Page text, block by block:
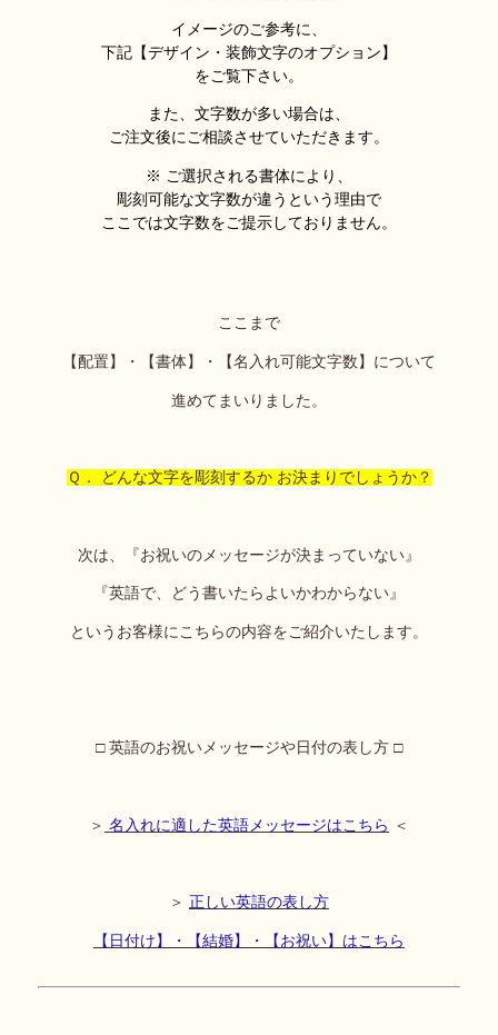
イメージのご参考に、
下記【デザイン・装飾文字のオプション】
をご覧下さい。
また、文字数が多い場合は、
ご注文後にご相談させていただきます。
※ ご選択される書体により、
彫刻可能な文字数が違うという理由で
ここでは文字数をご提示しておりません。
ここまで
【配置】・【書体】・【名入れ可能文字数】について
進めてまいりました。
Ｑ． どんな文字を彫刻するか お決まりでしょうか？
次は、『お祝いのメッセージが決まっていない』
『英語で、どう書いたらよいかわからない』
というお客様にこちらの内容をご紹介いたします。
□ 英語のお祝いメッセージや日付の表し方 □
＞ 名入れに適した英語メッセージはこちら ＜
＞ 正しい英語の表し方
【日付け】・【結婚】・【お祝い】はこちら